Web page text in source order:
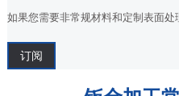
如果您需要非常规材料和定制表面处
订阅